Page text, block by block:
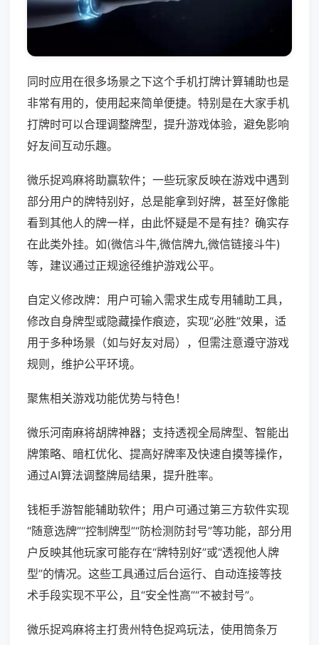
同时应用在很多场景之下这个手机打牌计算辅助也是
非常有用的，使用起来简单便捷。特别是在大家手机
打牌时可以合理调整牌型，提升游戏体验，避免影响
好友间互动乐趣。
微乐捉鸡麻将助赢软件；一些玩家反映在游戏中遇到
部分用户的牌特别好，总是能拿到好牌，甚至好像能
看到其他人的牌一样，由此怀疑是不是有挂？确实存
在此类外挂。如(微信斗牛,微信牌九,微信链接斗牛)
等，建议通过正规途径维护游戏公平。
自定义修改牌：用户可输入需求生成专用辅助工具，
修改自身牌型或隐藏操作痕迹，实现“必胜”效果，适
用于多种场景（如与好友对局），但需注意遵守游戏
规则，维护公平环境。
聚焦相关游戏功能优势与特色！
微乐河南麻将胡牌神器；支持透视全局牌型、智能出
牌策略、暗杠优化、提高好牌率及快速自摸等操作，
通过AI算法调整牌局结果，提升胜率。
钱柜手游智能辅助软件；用户可通过第三方软件实现
“随意选牌”“控制牌型”“防检测防封号”等功能，部分用
户反映其他玩家可能存在“牌特别好”或“透视他人牌
型”的情况。这些工具通过后台运行、自动连接等技
术手段实现不平公，且“安全性高”“不被封号”。
微乐捉鸡麻将主打贵州特色捉鸡玩法，使用筒条万